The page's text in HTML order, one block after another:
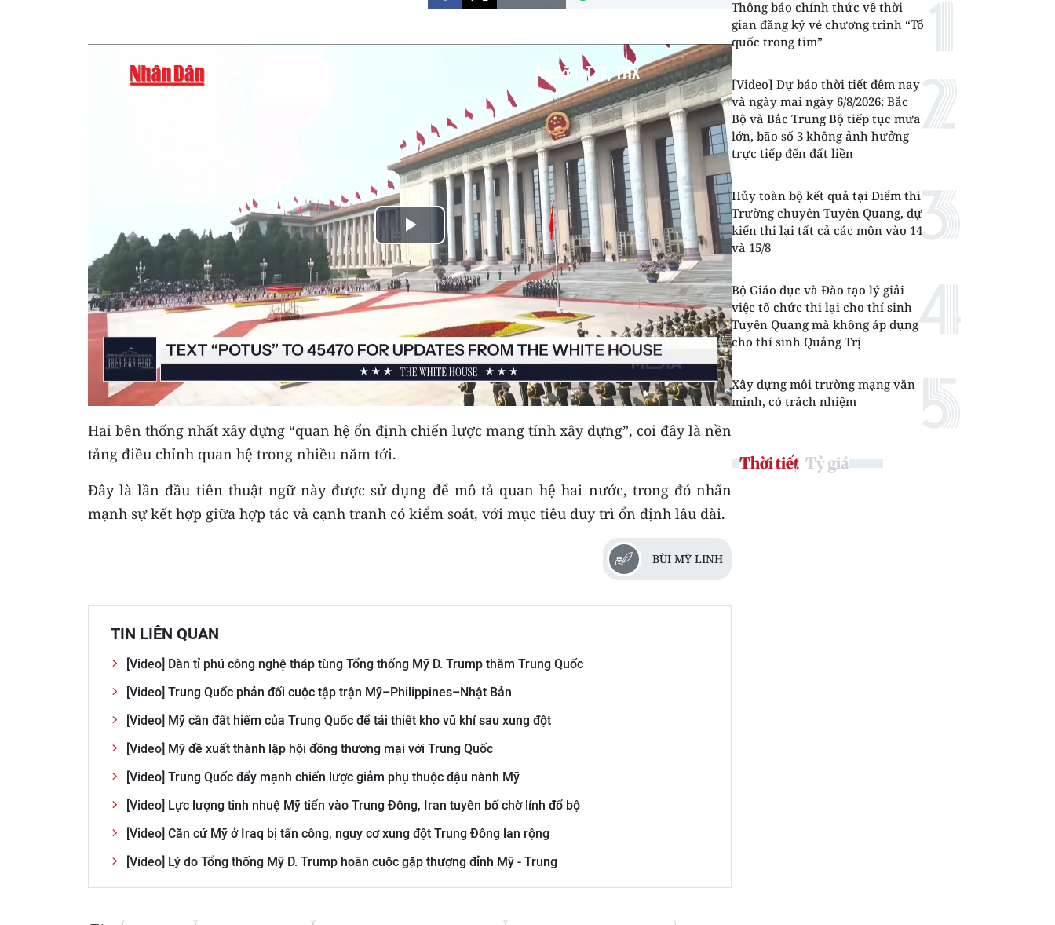
Play
Video
Hai bên thống nhất xây dựng “quan hệ ổn định chiến lược mang tính xây dựng”, coi đây là nền
tảng điều chỉnh quan hệ trong nhiều năm tới.
Đây là lần đầu tiên thuật ngữ này được sử dụng để mô tả quan hệ hai nước, trong đó nhấn
mạnh sự kết hợp giữa hợp tác và cạnh tranh có kiểm soát, với mục tiêu duy trì ổn định lâu dài.
BÙI MỸ LINH
TIN LIÊN QUAN
[Video] Dàn tỉ phú công nghệ tháp tùng Tổng thống Mỹ D. Trump thăm Trung Quốc
[Video] Trung Quốc phản đối cuộc tập trận Mỹ–Philippines–Nhật Bản
[Video] Mỹ cần đất hiếm của Trung Quốc để tái thiết kho vũ khí sau xung đột
[Video] Mỹ đề xuất thành lập hội đồng thương mại với Trung Quốc
[Video] Trung Quốc đẩy mạnh chiến lược giảm phụ thuộc đậu nành Mỹ
[Video] Lực lượng tinh nhuệ Mỹ tiến vào Trung Đông, Iran tuyên bố chờ lính đổ bộ
[Video] Căn cứ Mỹ ở Iraq bị tấn công, nguy cơ xung đột Trung Đông lan rộng
[Video] Lý do Tổng thống Mỹ D. Trump hoãn cuộc gặp thượng đỉnh Mỹ - Trung
Thông báo chính thức về thời
gian đăng ký vé chương trình “Tổ
quốc trong tim”
[Video] Dự báo thời tiết đêm nay
và ngày mai ngày 6/8/2026: Bắc
Bộ và Bắc Trung Bộ tiếp tục mưa
lớn, bão số 3 không ảnh hưởng
trực tiếp đến đất liền
Hủy toàn bộ kết quả tại Điểm thi
Trường chuyên Tuyên Quang, dự
kiến thi lại tất cả các môn vào 14
và 15/8
Bộ Giáo dục và Đào tạo lý giải
việc tổ chức thi lại cho thí sinh
Tuyên Quang mà không áp dụng
cho thí sinh Quảng Trị
Xây dựng môi trường mạng văn
minh, có trách nhiệm
Thời tiết Tỷ giá